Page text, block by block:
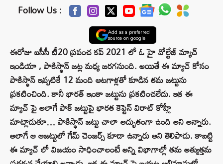
Follow Us :
Add as a preferred
source on google
ఈరోజు ఐసీసీ టీ20 ప్రపంచ కప్ 2021 లో ఓ హై వోల్టేజ్ మ్యాచ్
ఇండియా , పాకిస్థాన్ జట్ల మధ్య జరగనుంది. అయితే ఈ మ్యాచ్ కోసం
పాకిస్థాన్ ఇప్పటికే 12 మంది ఆటగాళ్లతో కూడిన తమ జట్టును
ప్రకటించింది. కానీ భారత్ ఇంకా జట్టును ప్రకటించలేదు. ఇక ఈ
మ్యాచ్ పై అలాగే పాక్ జట్టుపై భారత కెప్టెన్ విరాట్ కోహ్లీ
మాట్లాడుతూ… పాకిస్థాన్ జట్టు చాలా అద్భుతంగా ఉంది అని అన్నారు.
అలాగే ఆ ఆజట్టులో గేమ్ చెంజర్స్ కూడా ఉన్నారు అని తెలిపాడు. కాబట్టి
ఈ మ్యాచ్ లో విజయం సాధించాలంటే అన్ని విభాగాల్లో తమ అత్యుత్తమ